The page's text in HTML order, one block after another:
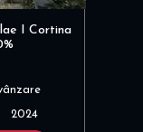
I Cortina
2024